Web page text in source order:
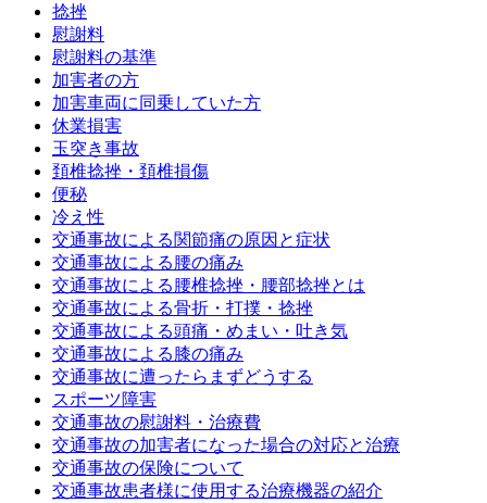
捻挫
慰謝料
慰謝料の基準
加害者の方
加害車両に同乗していた方
休業損害
玉突き事故
頚椎捻挫・頚椎損傷
便秘
冷え性
交通事故による関節痛の原因と症状
交通事故による腰の痛み
交通事故による腰椎捻挫・腰部捻挫とは
交通事故による骨折・打撲・捻挫
交通事故による頭痛・めまい・吐き気
交通事故による膝の痛み
交通事故に遭ったらまずどうする
スポーツ障害
交通事故の慰謝料・治療費
交通事故の加害者になった場合の対応と治療
交通事故の保険について
交通事故患者様に使用する治療機器の紹介